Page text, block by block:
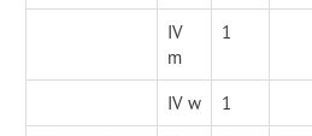
IV
m
1
IV w
1